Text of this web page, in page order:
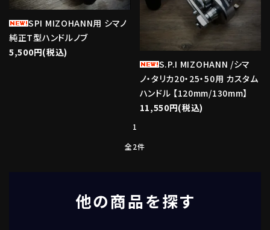
SPI MIZOHANN用 シマノ
純正T型ハンドルノブ
5,500円(税込)
S.P.I MIZOHANN /シマ
ノ・タリカ20・25・50用 カスタム
ハンドル 【120mm/130mm】
11,550円(税込)
1
全2件
他の商品を探す